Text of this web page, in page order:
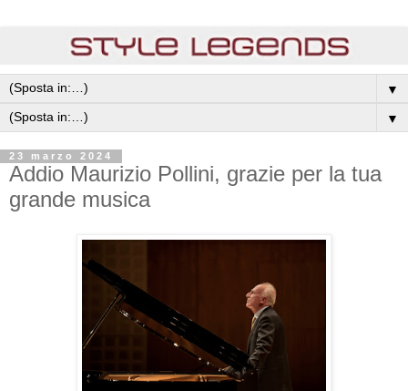
▼
▼
23 marzo 2024
Addio Maurizio Pollini, grazie per la tua
grande musica